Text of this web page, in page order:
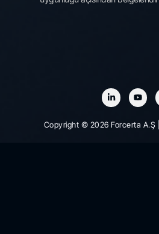
Copyright © 2026 Forcerta A.Ş |